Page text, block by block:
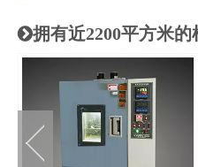
拥有近2200平方米的